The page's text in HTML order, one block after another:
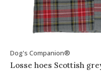
Dog's Companion®
Losse hoes Scottish